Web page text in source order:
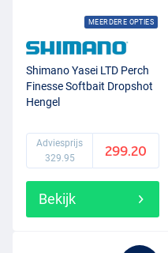
MEERDERE OPTIES
Shimano Yasei LTD Perch
Finesse Softbait Dropshot
Hengel
Adviesprijs
329.95
299.20
Bekijk